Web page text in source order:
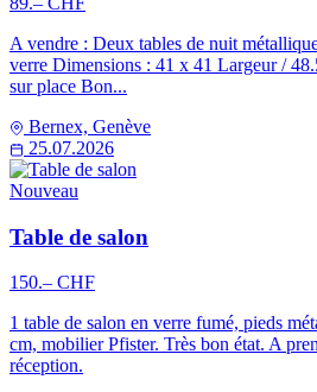
A vendre : Deux tables de nuit
verre Dimensions : 41 x 41 Largeur /
sur place Bon...
Bernex, Genève
25.07.2026
Nouveau
Table de salon
150.– CHF
1 table de salon en verre fumé, pieds
cm, mobilier Pfister. Très bon état. A
réception.